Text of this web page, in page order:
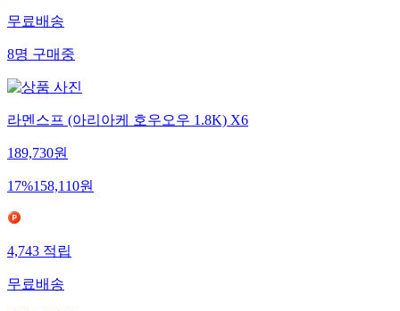
무료배송
8명구매중
라멘스프 (아리아케 호우오우 1.8K) X6
189,730원
17%158,110원
4,743적립
무료배송